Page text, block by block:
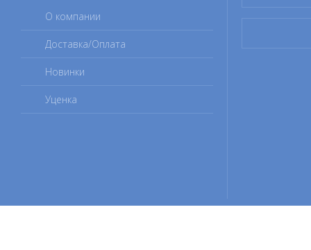
О компании
Доставка/Оплата
Новинки
Уценка